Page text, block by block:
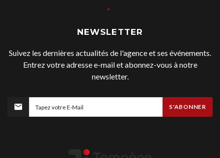
NEWSLETTER
Suivez les dernières actualités de l'agence et ses événements.
Entrez votre adresse e-mail et abonnez-vous à notre
newsletter.
S'ABONNER